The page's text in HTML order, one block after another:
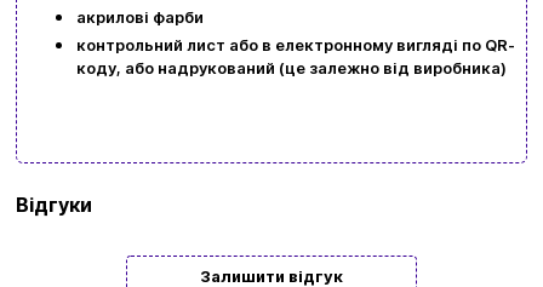
акрилові фарби
контрольний лист або в електронному вигляді по QR-
коду, або надрукований (це залежно від виробника)
Відгуки
Залишити відгук